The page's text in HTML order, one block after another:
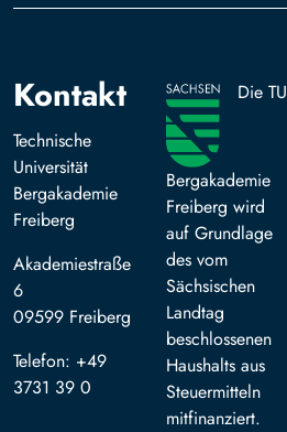
Kontakt
Technische
Universität
Bergakademie
Freiberg
Akademiestraße
6
09599 Freiberg
Telefon: +49
3731 39 0
Die TU
Bergakademie
Freiberg wird
auf Grundlage
des vom
Sächsischen
Landtag
beschlossenen
Haushalts aus
Steuermitteln
mitfinanziert.